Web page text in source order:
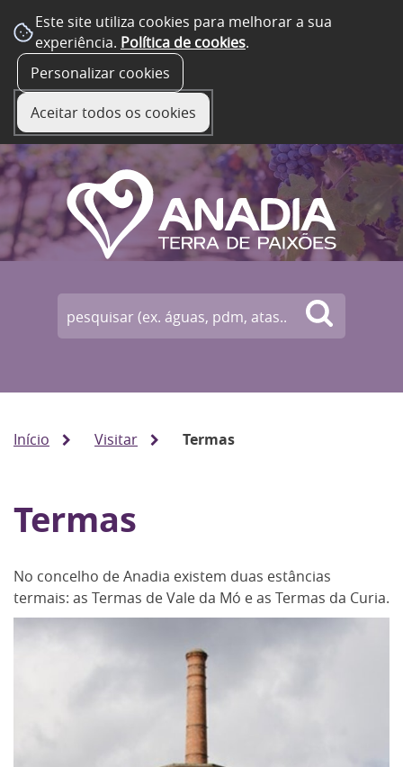
Este site utiliza cookies para melhorar a sua
experiência. Política de cookies.
Personalizar cookies
Aceitar todos os cookies
Início Visitar Termas
Termas
No concelho de Anadia existem duas estâncias
termais: as Termas de Vale da Mó e as Termas da Curia.